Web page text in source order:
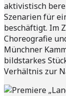
aktivistisch
Szenarien für
beschäftigt. Im
Choreografie
Münchner
bildstarkes
Verhältnis zur